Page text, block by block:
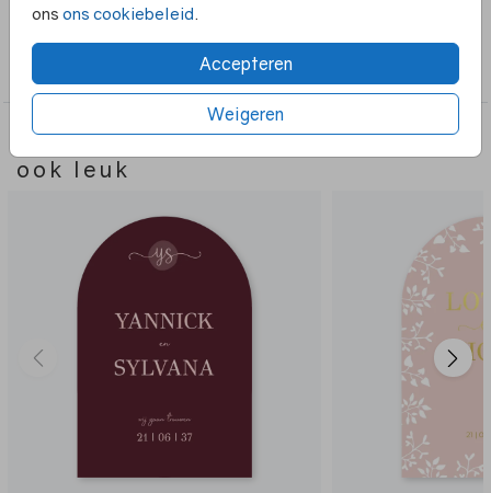
ons ons cookiebeleid.
Accepteren
Weigeren
Collectie
Deze ontwerpen vind je misschien
ook leuk